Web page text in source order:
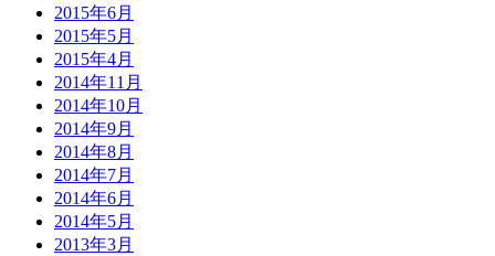
2015年6月
2015年5月
2015年4月
2014年11月
2014年10月
2014年9月
2014年8月
2014年7月
2014年6月
2014年5月
2013年3月